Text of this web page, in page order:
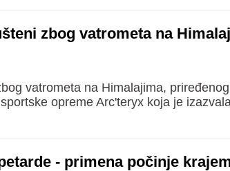
zbog vatrometa na
vatrometa na Himalajima, priređenog
opreme Arc'teryx koja je izazvala
- primena počinje